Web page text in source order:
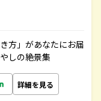
方」があなたにお届
しの絶景集
詳細を見る